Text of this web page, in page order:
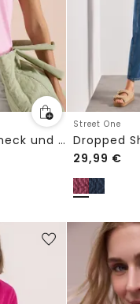
T-Shirt mit Boatneck und Wording Print
Street One
29,99 €